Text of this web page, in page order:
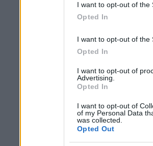
I want to opt-out of the
Opted In
I want to opt-out of the
Opted In
I want to opt-out of
Advertising.
Opted In
I want to opt-out of
of my Personal Data
was collected.
Opted Out